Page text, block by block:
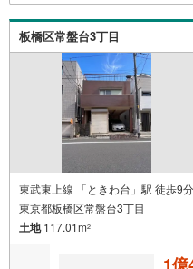
地を見学される場合
ボタンよりご希望の
にご案内が可能です
（1）住宅ローンに精
（2）施工実績多数の
（3）定休日なし！
板橋区常盤台3丁目
東武東上線 「ときわ台」駅 徒歩9分
東京都板橋区常盤台3丁目
土地117.01m2
1